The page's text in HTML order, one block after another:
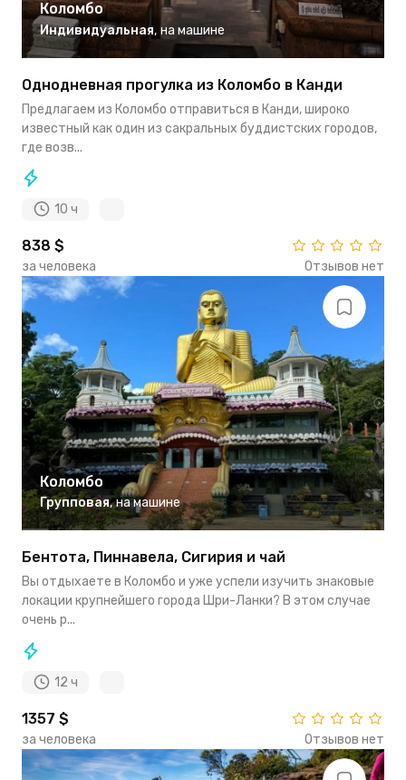
Коломбо
Индивидуальная, на машине
Однодневная прогулка из Коломбо в Канди
Предлагаем из Коломбо отправиться в Канди, широко
известный как один из сакральных буддистских городов,
где возв...
10 ч
838 $
за человека Отзывов нет
Коломбо
Групповая, на машине
Бентота, Пиннавела, Сигирия и чай
Вы отдыхаете в Коломбо и уже успели изучить знаковые
локации крупнейшего города Шри-Ланки? В этом случае
очень р...
12 ч
1357 $
за человека Отзывов нет